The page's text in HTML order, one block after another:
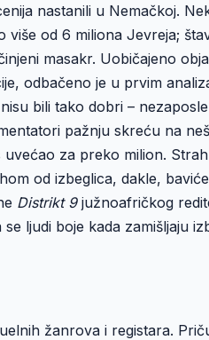
nastanili u Nemačkoj.
od 6 miliona Jevreja;
masakr. Uobičajeno
odbačeno je u prvim
bili tako dobri –
pažnju skreću na
za preko milion.
od izbeglica, dakle,
Distrikt 9južnoafričkog
ljudi boje kada zamišljaju
žanrova i registara.